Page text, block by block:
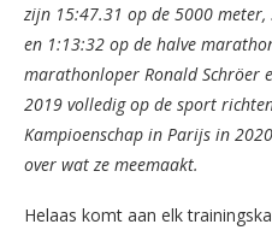
zijn 15:47.31 op de 5000
en 1:13:32 op de halve
marathonloper Ronald Schröer
2019 volledig op de sport
Kampioenschap in Parijs in
over wat ze meemaakt.
Helaas komt aan elk